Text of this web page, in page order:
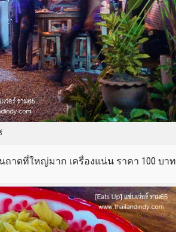
าดที่ใหญ่มาก เครื่องแน่น ราคา 100 บาท